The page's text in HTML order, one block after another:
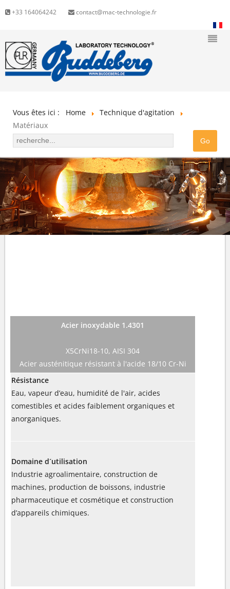
+33 164064242 contact@mac-technologie.fr
Vous êtes ici : Home
Technique d'agitation
Matériaux
Acier inoxydable 1.4301
X5CrNi18-10, AISI 304
Acier austénitique résistant à l'acide 18/10 Cr-Ni
Résistance
Eau, vapeur d’eau, humidité de l'air, acides
comestibles et acides faiblement organiques et
anorganiques.
Domaine d´utilisation
Industrie agroalimentaire, construction de
machines, production de boissons, industrie
pharmaceutique et cosmétique et construction
d’appareils chimiques.